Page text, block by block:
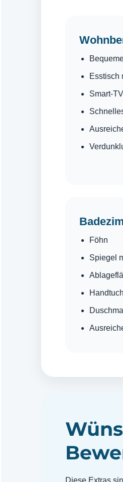
Esstisch
Smart-
Föhn
Spiegel